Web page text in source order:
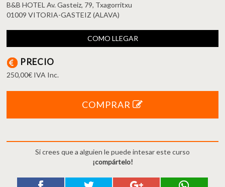
B&B HOTEL Av. Gasteiz, 79, Txagorritxu
01009 VITORIA-GASTEIZ (ALAVA)
COMO LLEGAR
PRECIO
250,00€ IVA Inc.
COMPRAR
Si crees que a alguien le puede intesar este curso
¡compártelo!